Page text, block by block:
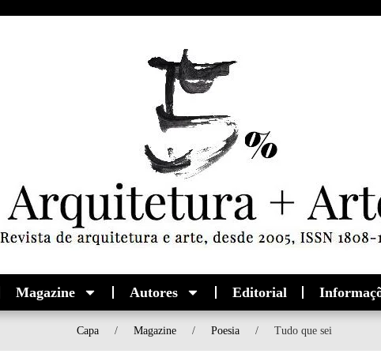
Magazine Autores Editorial
Capa / Magazine / Poesia / Tudo que sei